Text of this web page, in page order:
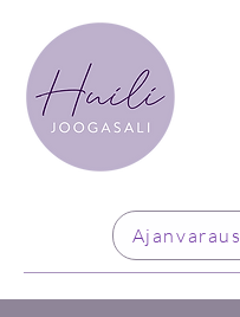
Ajanvaraus